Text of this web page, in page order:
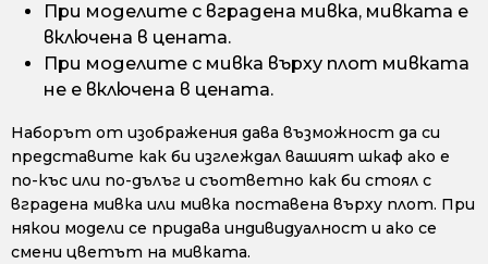
При моделите с вградена мивка, мивката е
включена в цената.
При моделите с мивка върху плот мивката
не е включена в цената.
Наборът от изображения дава възможност да си
представите как би изглеждал вашият шкаф ако е
по-къс или по-дълъг и съответно как би стоял с
вградена мивка или мивка поставена върху плот. При
някои модели се придава индивидуалност и ако се
смени цветът на мивката.